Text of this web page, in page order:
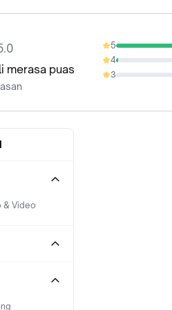
merasa puas
5
98.59%
4
1.41%
3
0%
& Video